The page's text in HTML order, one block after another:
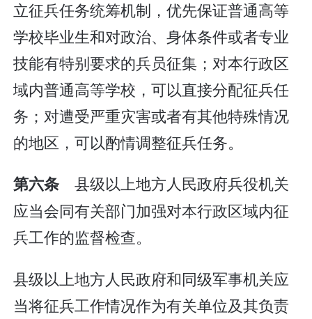
立征兵任务统筹机制，优先保证普通高等
学校毕业生和对政治、身体条件或者专业
技能有特别要求的兵员征集；对本行政区
域内普通高等学校，可以直接分配征兵任
务；对遭受严重灾害或者有其他特殊情况
的地区，可以酌情调整征兵任务。
第六条 县级以上地方人民政府兵役机关
应当会同有关部门加强对本行政区域内征
兵工作的监督检查。
县级以上地方人民政府和同级军事机关应
当将征兵工作情况作为有关单位及其负责